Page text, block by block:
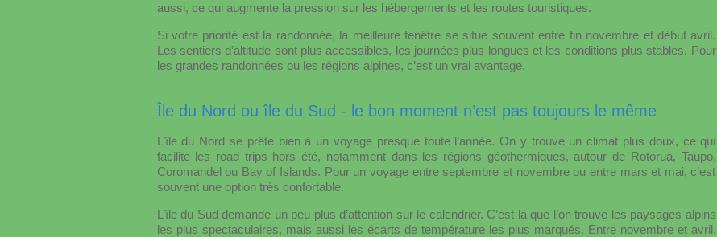
aussi, ce qui augmente la pression sur les hébergements et les routes touristiques.
Si votre priorité est la randonnée, la meilleure fenêtre se situe souvent entre fin novembre et début avril.
Les sentiers d’altitude sont plus accessibles, les journées plus longues et les conditions plus stables. Pour
les grandes randonnées ou les régions alpines, c’est un vrai avantage.
Île du Nord ou île du Sud - le bon moment n’est pas toujours le même
L’île du Nord se prête bien à un voyage presque toute l’année. On y trouve un climat plus doux, ce qui
facilite les road trips hors été, notamment dans les régions géothermiques, autour de Rotorua, Taupō,
Coromandel ou Bay of Islands. Pour un voyage entre septembre et novembre ou entre mars et mai, c’est
souvent une option très confortable.
L’île du Sud demande un peu plus d’attention sur le calendrier. C’est là que l’on trouve les paysages alpins
les plus spectaculaires, mais aussi les écarts de température les plus marqués. Entre novembre et avril,